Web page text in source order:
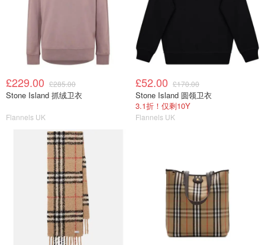
£229.00 £285.00
Stone Island 抓绒卫衣
Flannels UK
£52.00 £170.00
Stone Island 圆领卫衣
3.1折！仅剩10Y
Flannels UK